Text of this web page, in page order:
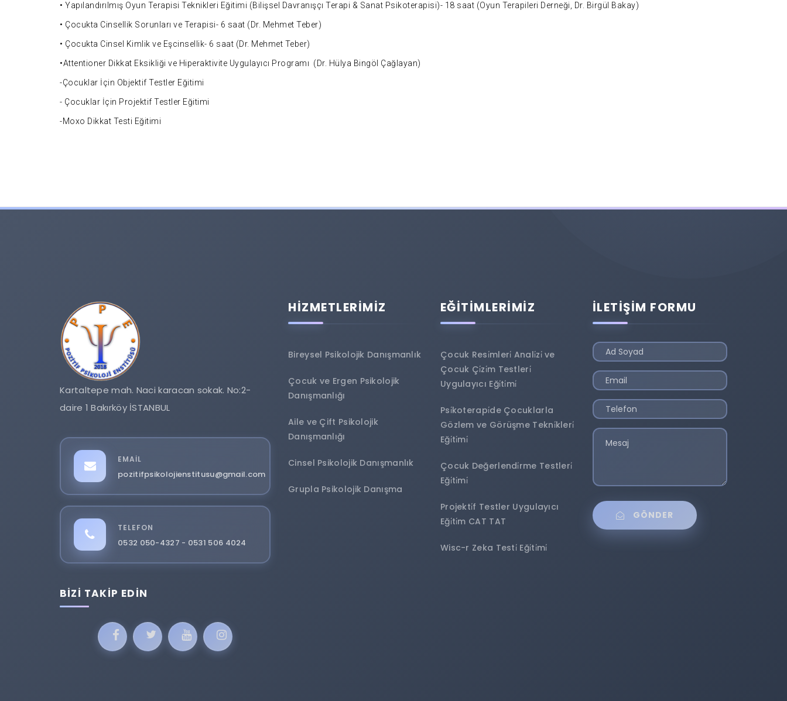
• Yapılandırılmış Oyun Terapisi Teknikleri Eğitimi (Bilişsel Davranışçı Terapi & Sanat Psikoterapisi)- 18 saat (Oyun Terapileri Derneği, Dr. Birgül Bakay)
• Çocukta Cinsellik Sorunları ve Terapisi- 6 saat (Dr. Mehmet Teber)
• Çocukta Cinsel Kimlik ve Eşcinsellik- 6 saat (Dr. Mehmet Teber)
•Attentioner Dikkat Eksikliği ve Hiperaktivite Uygulayıcı Programı (Dr. Hülya Bingöl Çağlayan)
-Çocuklar İçin Objektif Testler Eğitimi
- Çocuklar İçin Projektif Testler Eğitimi
-Moxo Dikkat Testi Eğitimi
Kartaltepe mah. Naci karacan sokak. No:2-
daire 1 Bakırköy İSTANBUL
EMAIL
pozitifpsikolojienstitusu@gmail.com
TELEFON
0532 050-4327 - 0531 506 4024
BIZI TAKIP EDIN
HİZMETLERİMİZ
Bireysel Psikolojik Danışmanlık
Çocuk ve Ergen Psikolojik
Danışmanlığı
Aile ve Çift Psikolojik
Danışmanlığı
Cinsel Psikolojik Danışmanlık
Grupla Psikolojik Danışma
EĞİTİMLERİMİZ
Çocuk Resi̇mleri̇ Anali̇zi̇ ve
Çocuk Çi̇zi̇m Testleri̇
Uygulayıcı Eği̇ti̇mi̇
Psi̇koterapi̇de Çocuklarla
Gözlem ve Görüşme Tekni̇kleri̇
Eği̇ti̇mi̇
Çocuk Değerlendi̇rme Testleri̇
Eği̇ti̇mi̇
Projekti̇f Testler Uygulayıcı
Eği̇ti̇m CAT TAT
Wisc-r Zeka Testi̇ Eği̇ti̇mi̇
İLETİŞİM FORMU
GÖNDER